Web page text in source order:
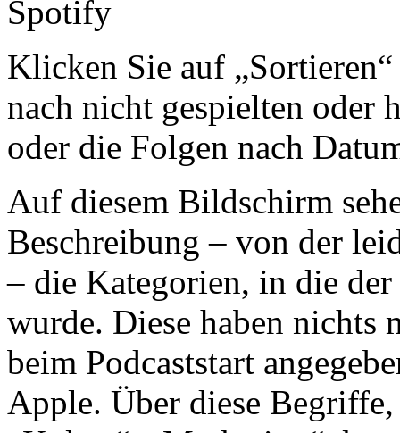
Klicken Sie auf
nach nicht gespielten oder
oder die Folgen nach
Auf diesem Bildschirm
Beschreibung – von der
– die Kategorien, in die
wurde. Diese haben nichts
beim Podcaststart
Apple. Über diese